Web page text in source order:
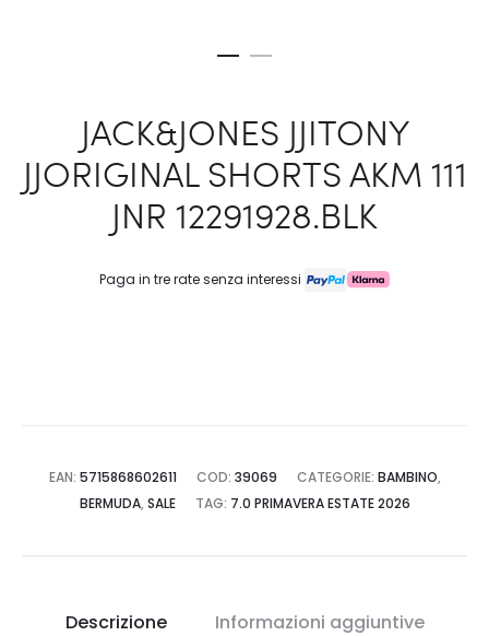
JACK&JONES JJITONY
JJORIGINAL SHORTS AKM 111
JNR 12291928.BLK
Paga in tre rate senza interessi
EAN: 5715868602611 COD: 39069 CATEGORIE: BAMBINO,
BERMUDA, SALE TAG: 7.0 PRIMAVERA ESTATE 2026
Descrizione Informazioni aggiuntive